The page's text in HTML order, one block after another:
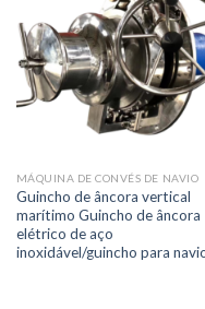
MÁQUINA DE CONVÉS DE NAVIO
Guincho de âncora vertical
marítimo Guincho de âncora
elétrico de aço
inoxidável/guincho para